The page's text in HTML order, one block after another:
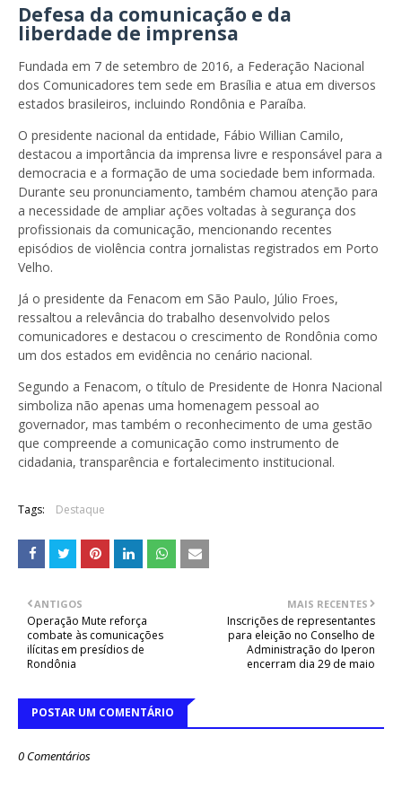
Defesa da comunicação e da
liberdade de imprensa
Fundada em 7 de setembro de 2016, a Federação Nacional
dos Comunicadores tem sede em Brasília e atua em diversos
estados brasileiros, incluindo Rondônia e Paraíba.
O presidente nacional da entidade, Fábio Willian Camilo,
destacou a importância da imprensa livre e responsável para a
democracia e a formação de uma sociedade bem informada.
Durante seu pronunciamento, também chamou atenção para
a necessidade de ampliar ações voltadas à segurança dos
profissionais da comunicação, mencionando recentes
episódios de violência contra jornalistas registrados em Porto
Velho.
Já o presidente da Fenacom em São Paulo, Júlio Froes,
ressaltou a relevância do trabalho desenvolvido pelos
comunicadores e destacou o crescimento de Rondônia como
um dos estados em evidência no cenário nacional.
Segundo a Fenacom, o título de Presidente de Honra Nacional
simboliza não apenas uma homenagem pessoal ao
governador, mas também o reconhecimento de uma gestão
que compreende a comunicação como instrumento de
cidadania, transparência e fortalecimento institucional.
Tags: Destaque
MAIS RECENTES
Inscrições de representantes
para eleição no Conselho de
Administração do Iperon
encerram dia 29 de maio
ANTIGOS
Operação Mute reforça
combate às comunicações
ilícitas em presídios de
Rondônia
POSTAR UM COMENTÁRIO
0 Comentários